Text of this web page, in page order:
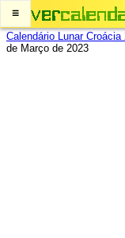
≡
Calendário Lunar Croácia
de Março de 2023